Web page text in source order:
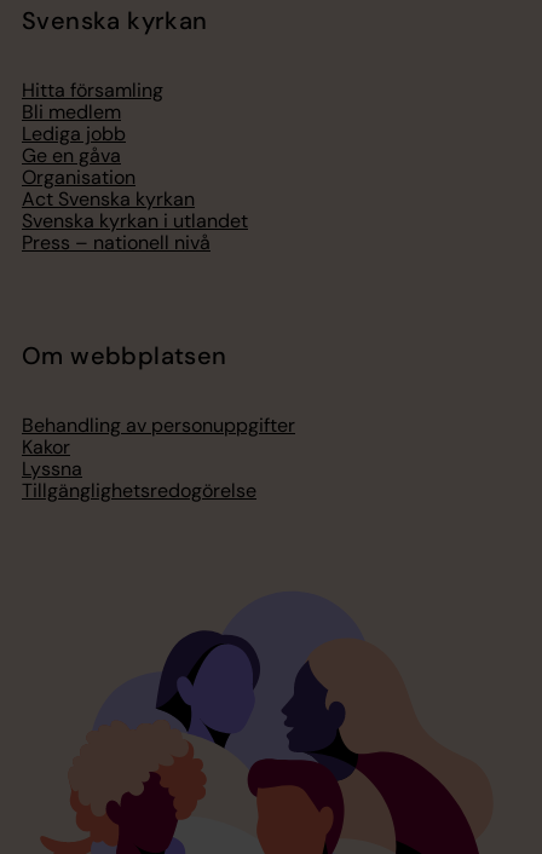
Svenska kyrkan
Hitta församling
Bli medlem
Lediga jobb
Ge en gåva
Organisation
Act Svenska kyrkan
Svenska kyrkan i utlandet
Press – nationell nivå
Om webbplatsen
Behandling av personuppgifter
Kakor
Lyssna
Tillgänglighetsredogörelse